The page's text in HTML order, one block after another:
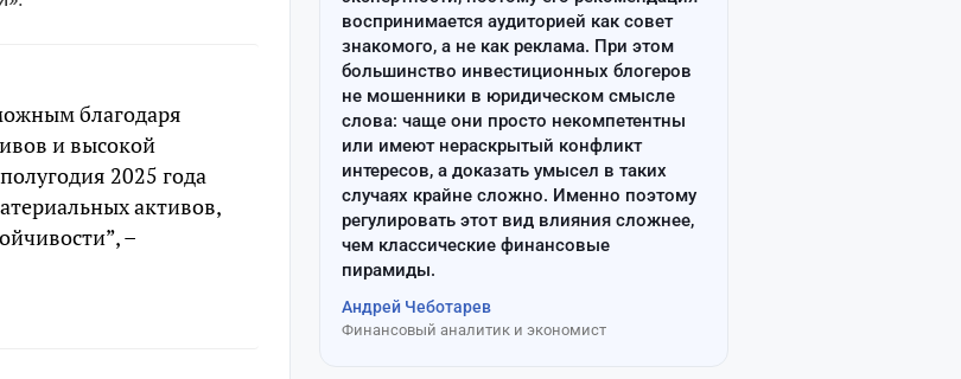
благодаря
и высокой
2025 года
активов,
–
воспринимается аудиторией как совет
знакомого, а не как реклама. При этом
большинство инвестиционных блогеров
не мошенники в юридическом смысле
слова: чаще они просто некомпетентны
или имеют нераскрытый конфликт
интересов, а доказать умысел в таких
случаях крайне сложно. Именно поэтому
регулировать этот вид влияния сложнее,
чем классические финансовые
пирамиды.
Андрей Чеботарев
Финансовый аналитик и экономист